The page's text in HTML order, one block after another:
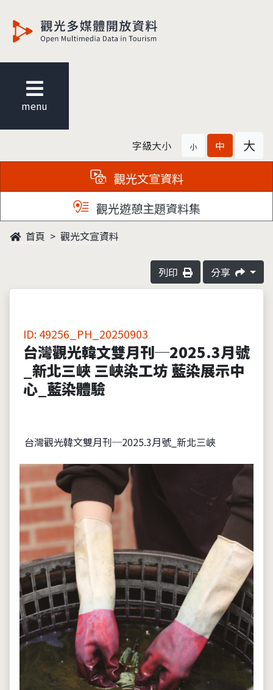
menu
字級大小 小 中 大
觀光文宣資料
觀光遊憩主題資料集
首頁 觀光文宣資料
列印 分享
ID: 49256_PH_20250903
台灣觀光韓文雙月刊─2025.3月號
_新北三峽 三峽染工坊 藍染展示中
心_藍染體驗
台灣觀光韓文雙月刊─2025.3月號_新北三峽